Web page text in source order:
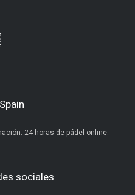
24 horas de pádel online.
sociales